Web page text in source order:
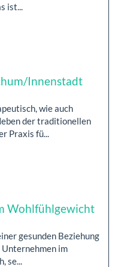
ist...
Innenstadt
wie auch
der traditionellen
Praxis fü...
Wohlfühlgewicht
gesunden Beziehung
im
se...